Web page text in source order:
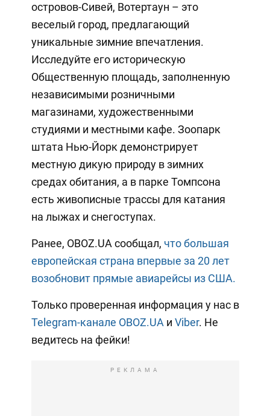
островов-Сивей, Вотертаун – это
веселый город, предлагающий
уникальные зимние впечатления.
Исследуйте его историческую
Общественную площадь, заполненную
независимыми розничными
магазинами, художественными
студиями и местными кафе. Зоопарк
штата Нью-Йорк демонстрирует
местную дикую природу в зимних
средах обитания, а в парке Томпсона
есть живописные трассы для катания
на лыжах и снегоступах.
Ранее, OBOZ.UA сообщал, что большая
европейская страна впервые за 20 лет
возобновит прямые авиарейсы из США.
Только проверенная информация у нас в
Telegram-канале OBOZ.UA и Viber. Не
ведитесь на фейки!
РЕКЛАМА